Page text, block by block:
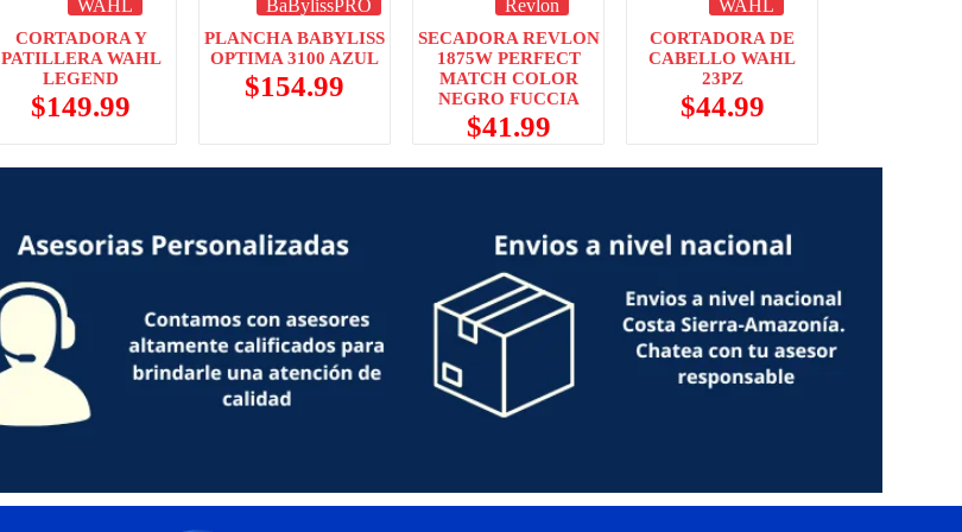
WAHL
CORTADORA Y
PATILLERA WAHL
LEGEND
$149.99
BaBylissPRO
PLANCHA BABYLISS
OPTIMA 3100 AZUL
$154.99
Revlon
SECADORA REVLON
1875W PERFECT
MATCH COLOR
NEGRO FUCCIA
$41.99
WAHL
CORTADORA DE
CABELLO WAHL
23PZ
$44.99